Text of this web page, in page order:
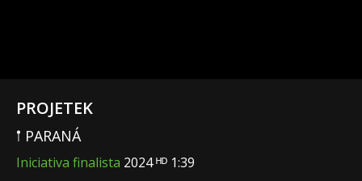
PROJETEK
𖡡 PARANÁ
Iniciativa finalista 2024 ᴴᴰ 1:39